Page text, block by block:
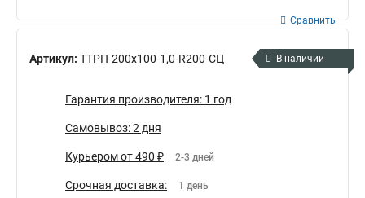
Артикул: ТТРП-200х100-1,0-R200-СЦ
Сравнить
В наличии
Гарантия производителя: 1 год
Самовывоз: 2 дня
Курьером от 490 ₽ 2-3 дней
Срочная доставка: 1 день